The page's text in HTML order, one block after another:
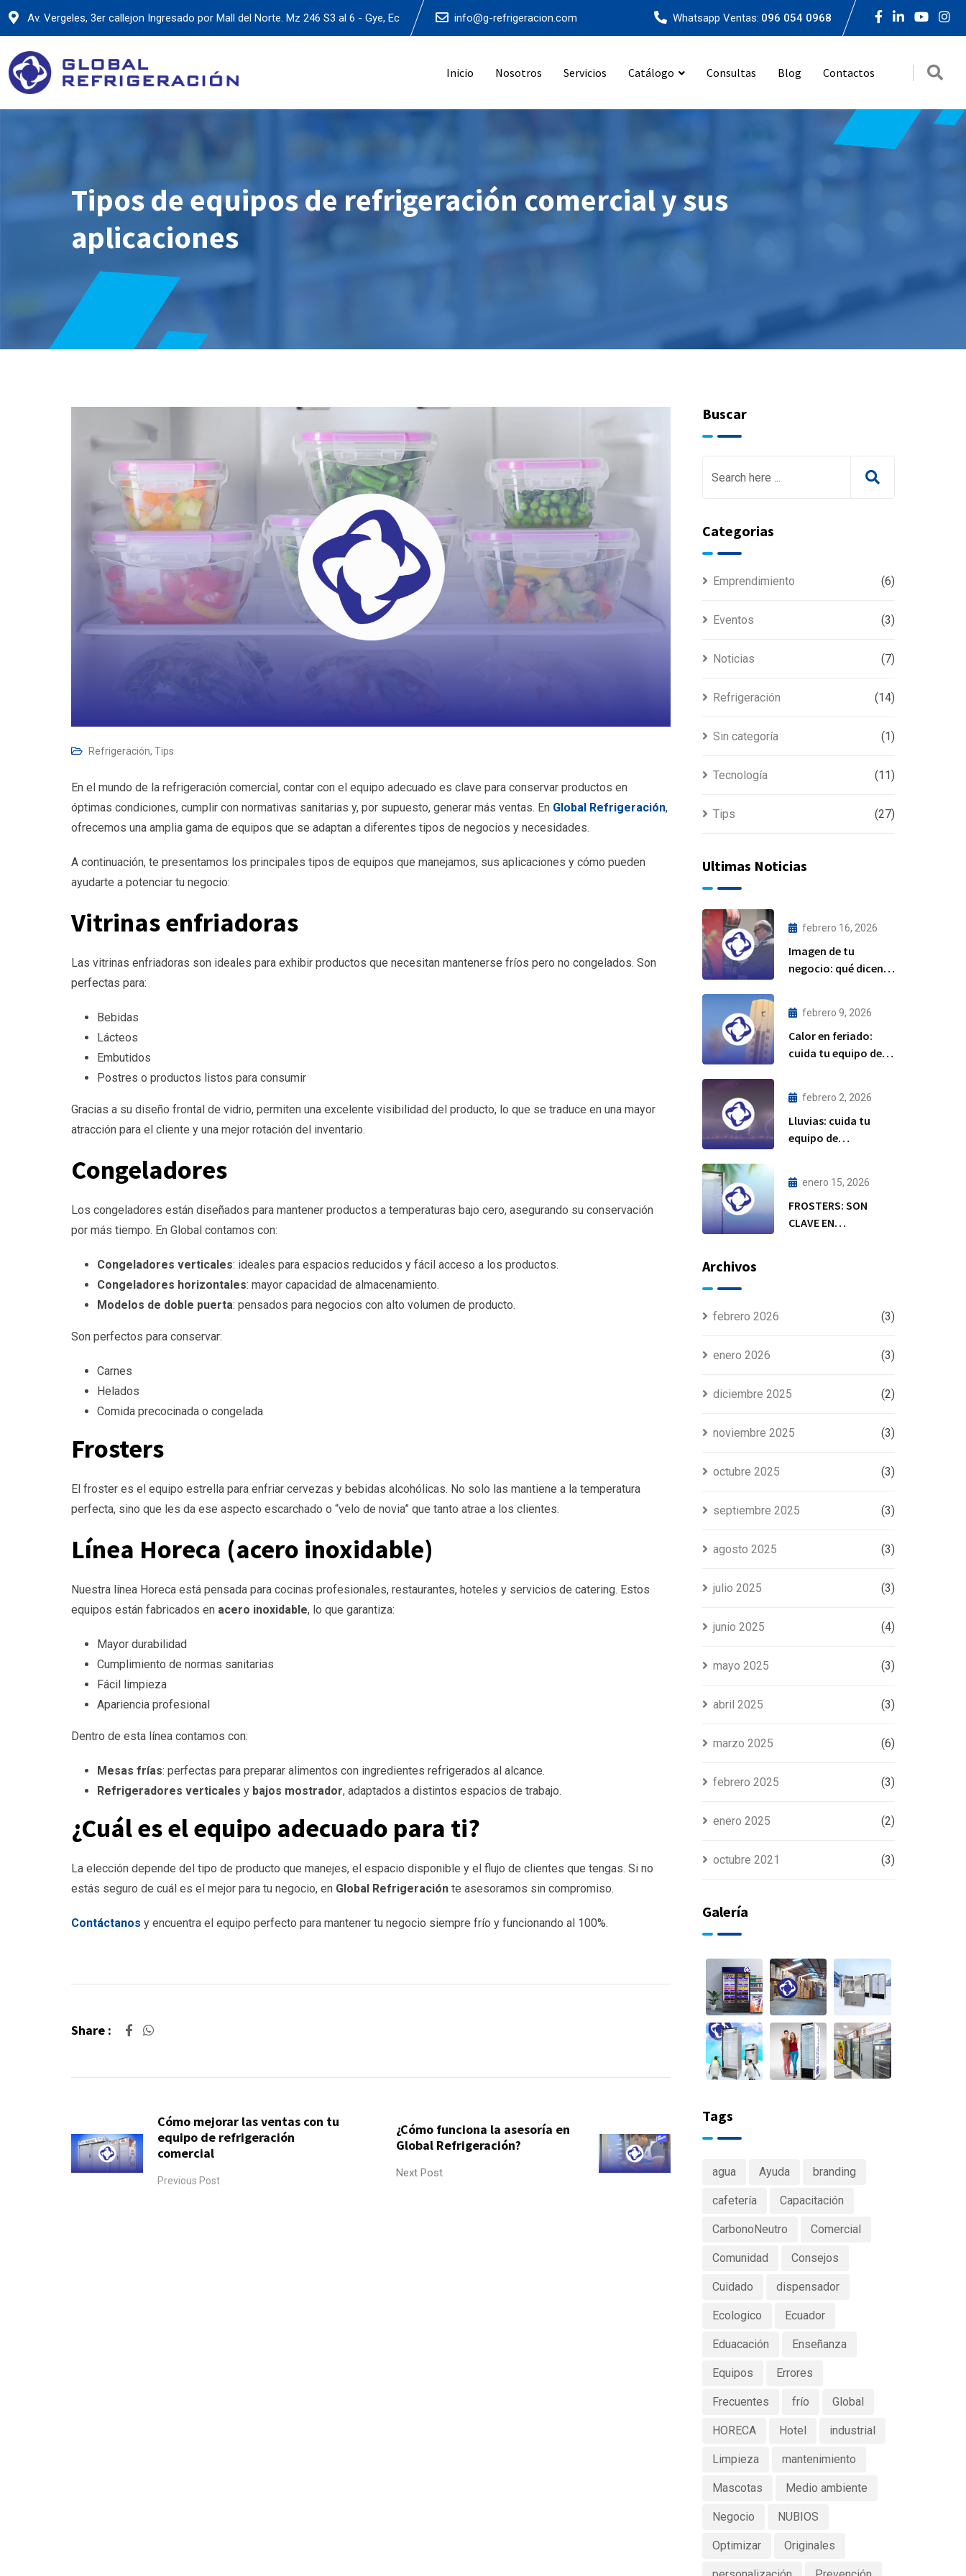
Skip
content
Av. Vergeles, 3er callejon Ingresado por Mall del Norte. Mz 246 S3 al 6 - Gye, Ec info@g-refrigeracion.com Whatsapp Ventas: 096 054 0968
Inicio Nosotros Servicios Catálogo Consultas Blog Contactos
Tipos de equipos de refrigeración comercial y sus
aplicaciones
Refrigeración, Tips
En el mundo de la refrigeración comercial, contar con el equipo adecuado es clave para conservar productos en
óptimas condiciones, cumplir con normativas sanitarias y, por supuesto, generar más ventas. En Global Refrigeración,
ofrecemos una amplia gama de equipos que se adaptan a diferentes tipos de negocios y necesidades.
A continuación, te presentamos los principales tipos de equipos que manejamos, sus aplicaciones y cómo pueden
ayudarte a potenciar tu negocio:
Vitrinas enfriadoras
Las vitrinas enfriadoras son ideales para exhibir productos que necesitan mantenerse fríos pero no congelados. Son
perfectas para:
Bebidas
Lácteos
Embutidos
Postres o productos listos para consumir
Gracias a su diseño frontal de vidrio, permiten una excelente visibilidad del producto, lo que se traduce en una mayor
atracción para el cliente y una mejor rotación del inventario.
Congeladores
Los congeladores están diseñados para mantener productos a temperaturas bajo cero, asegurando su conservación
por más tiempo. En Global contamos con:
Congeladores verticales: ideales para espacios reducidos y fácil acceso a los productos.
Congeladores horizontales: mayor capacidad de almacenamiento.
Modelos de doble puerta: pensados para negocios con alto volumen de producto.
Son perfectos para conservar:
Carnes
Helados
Comida precocinada o congelada
Frosters
El froster es el equipo estrella para enfriar cervezas y bebidas alcohólicas. No solo las mantiene a la temperatura
perfecta, sino que les da ese aspecto escarchado o “velo de novia” que tanto atrae a los clientes.
Línea Horeca (acero inoxidable)
Nuestra línea Horeca está pensada para cocinas profesionales, restaurantes, hoteles y servicios de catering. Estos
equipos están fabricados en acero inoxidable, lo que garantiza:
Mayor durabilidad
Cumplimiento de normas sanitarias
Fácil limpieza
Apariencia profesional
Dentro de esta línea contamos con:
Mesas frías: perfectas para preparar alimentos con ingredientes refrigerados al alcance.
Refrigeradores verticales y bajos mostrador, adaptados a distintos espacios de trabajo.
¿Cuál es el equipo adecuado para ti?
La elección depende del tipo de producto que manejes, el espacio disponible y el flujo de clientes que tengas. Si no
estás seguro de cuál es el mejor para tu negocio, en Global Refrigeración te asesoramos sin compromiso.
Contáctanos y encuentra el equipo perfecto para mantener tu negocio siempre frío y funcionando al 100%.
Share :
Cómo mejorar las ventas con tu
equipo de refrigeración
comercial
Previous Post
¿Cómo funciona la asesoría en
Global Refrigeración?
Next Post
Buscar
Categorias
Emprendimiento (6)
Eventos (3)
Noticias (7)
Refrigeración (14)
Sin categoría (1)
Tecnología (11)
Tips (27)
Ultimas Noticias
febrero 16, 2026
Imagen de tu
negocio: qué dicen
febrero 9, 2026
Calor en feriado:
cuida tu equipo de
febrero 2, 2026
Lluvias: cuida tu
equipo de
enero 15, 2026
FROSTERS: SON
CLAVE EN
Archivos
febrero 2026 (3)
enero 2026 (3)
diciembre 2025 (2)
noviembre 2025 (3)
octubre 2025 (3)
septiembre 2025 (3)
agosto 2025 (3)
julio 2025 (3)
junio 2025 (4)
mayo 2025 (3)
abril 2025 (3)
marzo 2025 (6)
febrero 2025 (3)
enero 2025 (2)
octubre 2021 (3)
Galería
Tags
agua Ayuda branding
cafetería Capacitación
CarbonoNeutro Comercial
Comunidad Consejos
Cuidado dispensador
Ecologico Ecuador
Eduacación Enseñanza
Equipos Errores
Frecuentes frío Global
HORECA Hotel industrial
Limpieza mantenimiento
Mascotas Medio ambiente
Negocio NUBIOS
Optimizar Originales